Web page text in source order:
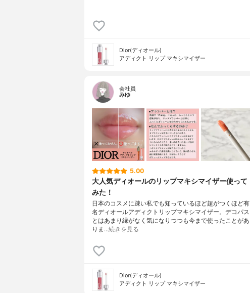
Dior(ディオール)
アディクト リップ マキシマイザー
会社員
みゆ
5.00
大人気ディオールのリップマキシマイザー使って
みた！
日本のコスメに疎い私でも知っているほど超がつくほど有
名ディオールアディクトリップマキシマイザー。デコパス
とはあまり縁がなく気になりつつも今まで使ったことがあ
りま…続きを見る
Dior(ディオール)
アディクト リップ マキシマイザー